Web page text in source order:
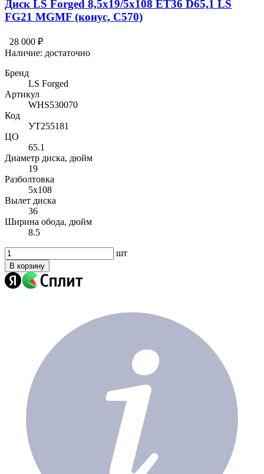
Диск LS Forged 8,5x19/5x108 ET36 D65,1 LS
FG21 MGMF (конус, C570)
28 000 ₽
Наличие: достаточно
Бренд
LS Forged
Артикул
WHS530070
Код
УТ255181
ЦО
65.1
Диаметр диска, дюйм
19
Разболтовка
5x108
Вылет диска
36
Ширина обода, дюйм
8.5
шт
В корзину